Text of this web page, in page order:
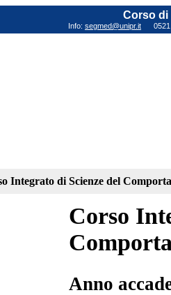
Corso di
Info: segmed@unipr.it
Integrato di Scienze del
Corso
Anno